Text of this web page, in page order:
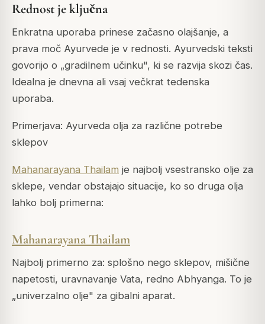
Rednost je ključna
Enkratna uporaba prinese začasno olajšanje, a
prava moč Ayurvede je v rednosti. Ayurvedski teksti
govorijo o „gradilnem učinku", ki se razvija skozi čas.
Idealna je dnevna ali vsaj večkrat tedenska
uporaba.
Primerjava: Ayurveda olja za različne potrebe
sklepov
Mahanarayana Thailam je najbolj vsestransko olje za
sklepe, vendar obstajajo situacije, ko so druga olja
lahko bolj primerna:
Mahanarayana Thailam
Najbolj primerno za: splošno nego sklepov, mišične
napetosti, uravnavanje Vata, redno Abhyanga. To je
„univerzalno olje" za gibalni aparat.